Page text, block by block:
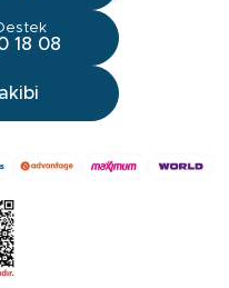
18 08